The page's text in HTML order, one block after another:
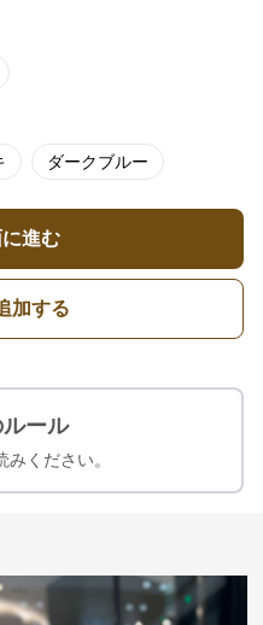
ダークブルー
進む
加する
ール
ください。